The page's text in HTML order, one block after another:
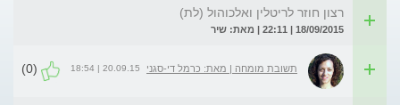
רצון חוזר לריטלין ואלכוהול (לת)
18/09/2015 | 22:11 | מאת: שיר
תשובת מומחה | מאת: כרמל די-סגני 20.09.15 | 18:54
(0)